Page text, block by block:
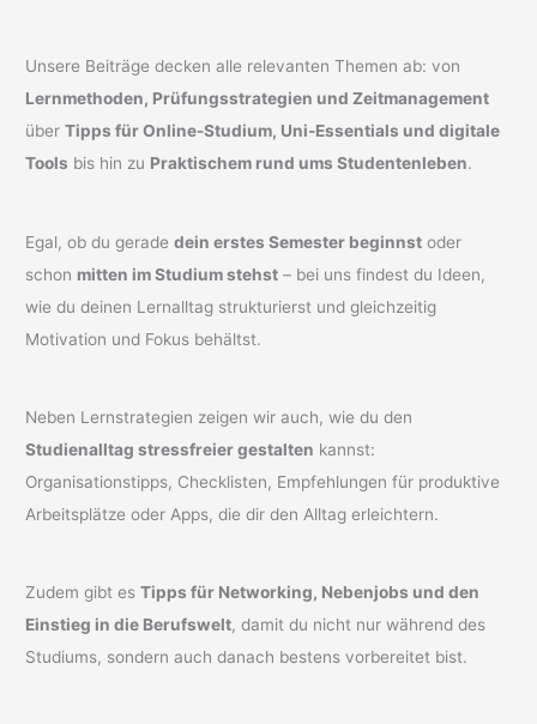
Unsere Beiträge decken alle relevanten Themen ab: von
Lernmethoden, Prüfungsstrategien und Zeitmanagement
überTipps für Online-Studium, Uni-Essentials und digitale
Tools bis hin zu Praktischem rund ums Studentenleben.
Egal, ob du geradedein erstes Semester beginnst oder
schon mitten im Studium stehst – bei uns findest du Ideen,
wie du deinen Lernalltag strukturierst und gleichzeitig
Motivation und Fokus behältst.
Neben Lernstrategien zeigen wir auch, wie du den
Studienalltag stressfreier gestalten kannst:
Organisationstipps, Checklisten, Empfehlungen für produktive
Arbeitsplätze oder Apps, die dir den Alltag erleichtern.
Zudem gibt esTipps für Networking, Nebenjobs und den
Einstieg in die Berufswelt, damit du nicht nur während des
Studiums, sondern auch danach bestens vorbereitet bist.